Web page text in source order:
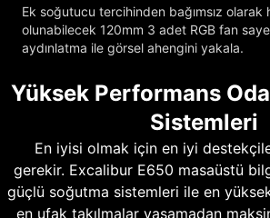
Ek soğutucu tercihinden bağımsız olarak
olunabilecek 120mm 3 adet RGB fan
aydınlatma ile görsel ahengini yakala.
Yüksek Performans
Sistemleri
En iyisi olmak için en iyi
gerekir. Excalibur E650 masaüstü
güçlü soğutma sistemleri ile en
en ufak takılmalar yaşamadan